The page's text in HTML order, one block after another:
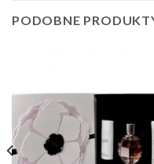
PODOBNE